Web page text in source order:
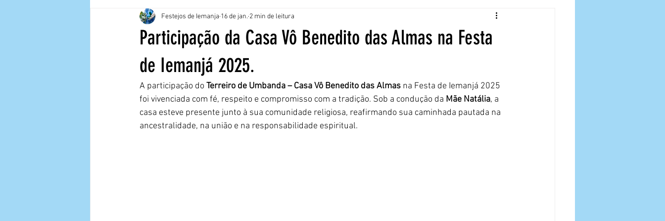
Participação da Casa Vô Benedito das Almas na Festa
de Iemanjá 2025.
Festejos de Iemanja 16 de jan. 2 min de leitura
A participação do Terreiro de Umbanda – Casa Vô Benedito das Almas na Festa de Iemanjá 2025
foi vivenciada com fé, respeito e compromisso com a tradição. Sob a condução da Mãe Natália, a
casa esteve presente junto à sua comunidade religiosa, reafirmando sua caminhada pautada na
ancestralidade, na união e na responsabilidade espiritual.